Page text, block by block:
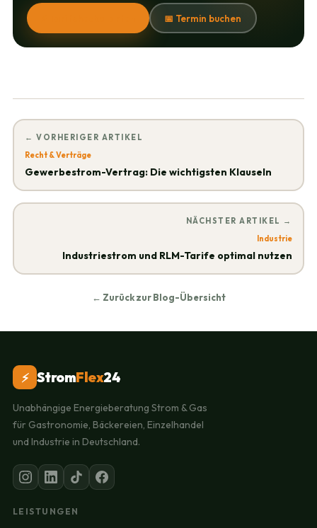
📅 Termin buchen
← VORHERIGER ARTIKEL
Recht & Verträge
Gewerbestrom-Vertrag: Die wichtigsten Klauseln
NÄCHSTER ARTIKEL →
Industrie
Industriestrom und RLM-Tarife optimal nutzen
← Zurück zur Blog-Übersicht
⚡ StromFlex24
Unabhängige Energieberatung Strom & Gas
für Gastronomie, Bäckereien, Einzelhandel
und Industrie in Deutschland.
LEISTUNGEN